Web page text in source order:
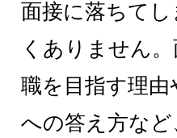
面接に落ちて
くありません
職を目指す理由
への答え方な